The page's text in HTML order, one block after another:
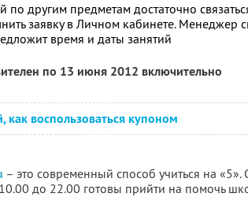
по другим предметам достаточно
заявку в Личном кабинете. Менеджер
время и даты занятий
по 13 июня 2012 включительно
как воспользоваться купоном
– это современный способ учиться на
до 22.00 готовы прийти на помочь